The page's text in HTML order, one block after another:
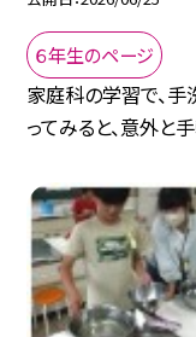
６年生のページ
家庭科の学習で、
ってみると、意外と